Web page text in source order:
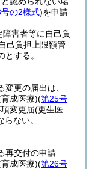
の2様式)を申請
害者等に自己負
己負担上限額管
する。
更の届出は、
成医療)(第25号
変更届(更生医
ない。
再交付の申請
成医療)(第26号